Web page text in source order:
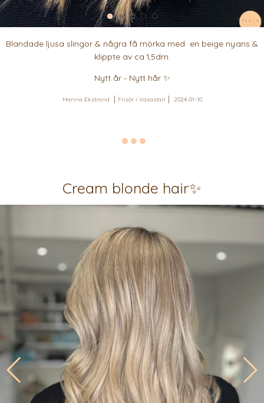
Blandade ljusa slingor & några få mörka med en beige nyans &
klippte av ca 1,5dm.
Nytt år - Nytt hår ✨
Hanna Ekstrand Frisör i Vasastan 2024-01-10
Cream blonde hair✨